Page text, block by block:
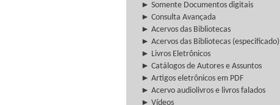
► Somente Documentos digitais
► Consulta Avançada
► Acervos das Bibliotecas
► Acervos das Bibliotecas (especificado)
► Livros Eletrônicos
► Catálogos de Autores e Assuntos
► Artigos eletrônicos em PDF
► Acervo audiolivros e livros falados
► Vídeos